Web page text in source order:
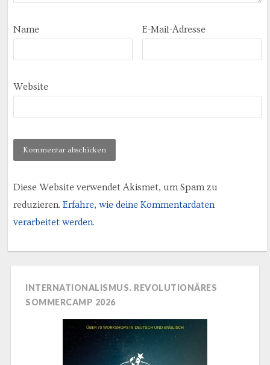
Name E-Mail-Adresse
Website
Diese Website verwendet Akismet, um Spam zu
reduzieren. Erfahre, wie deine Kommentardaten
verarbeitet werden.
INTERNATIONALISMUS. REVOLUTIONÄRES
SOMMERCAMP 2026